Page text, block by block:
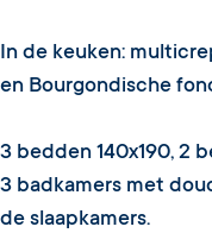
In de keuken:
en Bourgondische
3 bedden 140x190, 2
3 badkamers met
de slaapkamers.